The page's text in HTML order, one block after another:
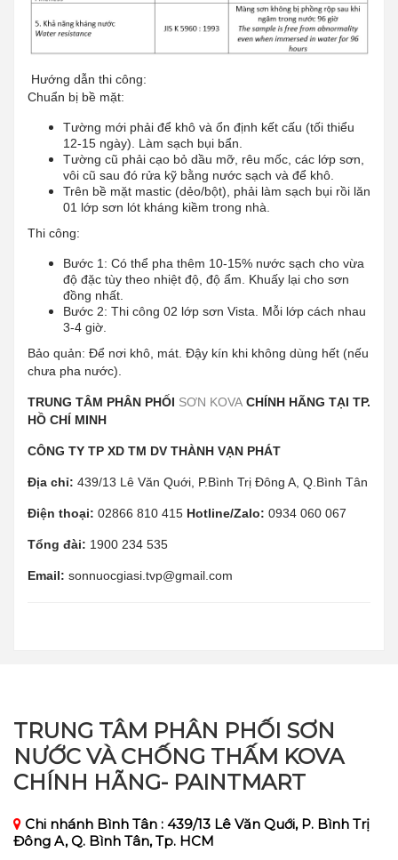
Hướng dẫn thi công:
Chuẩn bị bề mặt:
Tường mới phải để khô và ổn định kết cấu (tối thiểu
12-15 ngày). Làm sạch bụi bẩn.
Tường cũ phải cạo bỏ dầu mỡ, rêu mốc, các lớp sơn,
vôi cũ sau đó rửa kỹ bằng nước sạch và để khô.
Trên bề mặt mastic (dẻo/bột), phải làm sạch bụi rồi lăn
01 lớp sơn lót kháng kiềm trong nhà.
Thi công:
Bước 1: Có thể pha thêm 10-15% nước sạch cho vừa
độ đặc tùy theo nhiệt độ, độ ẩm. Khuấy lại cho sơn
đồng nhất.
Bước 2: Thi công 02 lớp sơn Vista. Mỗi lớp cách nhau
3-4 giờ.
Bảo quản: Để nơi khô, mát. Đậy kín khi không dùng hết (nếu
chưa pha nước).
TRUNG TÂM PHÂN PHỐI SƠN KOVA CHÍNH HÃNG TẠI TP.
HỒ CHÍ MINH
CÔNG TY TP XD TM DV THÀNH VẠN PHÁT
Địa chỉ: 439/13 Lê Văn Quới, P.Bình Trị Đông A, Q.Bình Tân
Điện thoại: 02866 810 415 Hotline/Zalo: 0934 060 067
Tổng đài: 1900 234 535
Email: sonnuocgiasi.tvp@gmail.com
TRUNG TÂM PHÂN PHỐI SƠN
NƯỚC VÀ CHỐNG THẤM KOVA
CHÍNH HÃNG- PAINTMART
Chi nhánh Bình Tân : 439/13 Lê Văn Quới, P. Bình Trị
Đông A, Q. Bình Tân, Tp. HCM